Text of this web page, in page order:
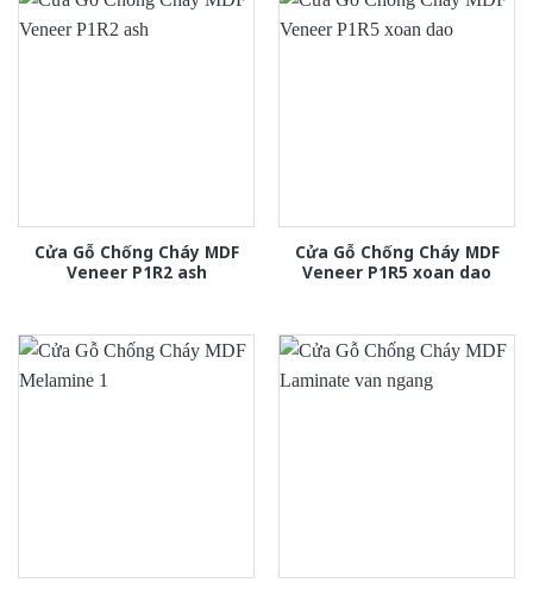
Cửa Gỗ Chống Cháy MDF
Veneer P1R2 ash
Cửa Gỗ Chống Cháy MDF
Veneer P1R5 xoan dao